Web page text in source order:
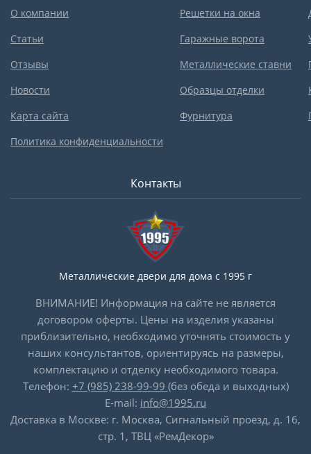
О компании
Статьи
Отзывы
Новости
Карта сайта
Политика конфиденциальности
Решетки на окна
Гаражные ворота
Металлические ставни
Образцы отделки
Фурнитура
Контакты
Металлические двери для дома с 1995 г
ВНИМАНИЕ! Информация на сайте не является
договором оферты. Цены на изделия указаны
приблизительно, необходимо уточнять стоимость у
наших консультантов, ориентируясь на размеры,
комплектацию и отделку необходимого товара.
Телефон: +7 (985) 238-99-99 (без обеда и выходных)
E-mail: info@1995.ru
Доставка в Москве: г. Москва, Сигнальный проезд, д. 16,
стр. 1, ТВЦ «РемДекор»